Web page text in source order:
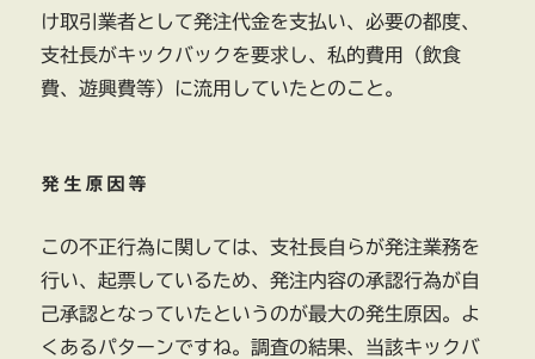
け取引業者として発注代金を支払い、必要の都度、
支社長がキックバックを要求し、私的費用（飲食
費、遊興費等）に流用していたとのこと。
発生原因等
この不正行為に関しては、支社長自らが発注業務を
行い、起票しているため、発注内容の承認行為が自
己承認となっていたというのが最大の発生原因。よ
くあるパターンですね。調査の結果、当該キックバ